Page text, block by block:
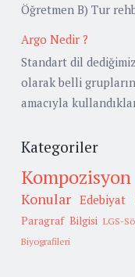
Öğretmen B) Tur
Argo Nedir ?
Standart dil
olarak belli
amacıyla
Kategoriler
Konular Edebiyat
Paragraf Bilgisi LGS-
Biyografileri